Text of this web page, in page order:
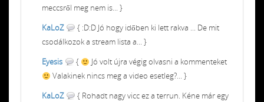
meccsről meg nem is... }
KaLoZ
{ :D:D Jó hogy időben ki lett rakva ... De mit
csodálkozok a stream lista a... }
Eyesis
{
Jó volt újra végig olvasni a kommenteket
Valakinek nincs meg a video esetleg?... }
KaLoZ
{ Rohadt nagy vicc ez a terrun. Kéne már egy